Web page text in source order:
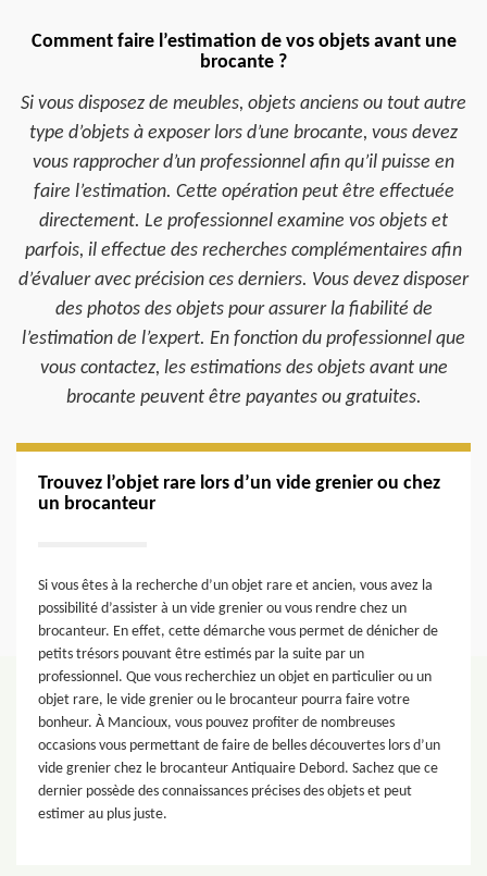
Comment faire l’estimation de vos objets avant une
brocante ?
Si vous disposez de meubles, objets anciens ou tout autre
type d’objets à exposer lors d’une brocante, vous devez
vous rapprocher d’un professionnel afin qu’il puisse en
faire l’estimation. Cette opération peut être effectuée
directement. Le professionnel examine vos objets et
parfois, il effectue des recherches complémentaires afin
d’évaluer avec précision ces derniers. Vous devez disposer
des photos des objets pour assurer la fiabilité de
l’estimation de l’expert. En fonction du professionnel que
vous contactez, les estimations des objets avant une
brocante peuvent être payantes ou gratuites.
Trouvez l’objet rare lors d’un vide grenier ou chez
un brocanteur
Si vous êtes à la recherche d’un objet rare et ancien, vous avez la
possibilité d’assister à un vide grenier ou vous rendre chez un
brocanteur. En effet, cette démarche vous permet de dénicher de
petits trésors pouvant être estimés par la suite par un
professionnel. Que vous recherchiez un objet en particulier ou un
objet rare, le vide grenier ou le brocanteur pourra faire votre
bonheur. À Mancioux, vous pouvez profiter de nombreuses
occasions vous permettant de faire de belles découvertes lors d’un
vide grenier chez le brocanteur Antiquaire Debord. Sachez que ce
dernier possède des connaissances précises des objets et peut
estimer au plus juste.